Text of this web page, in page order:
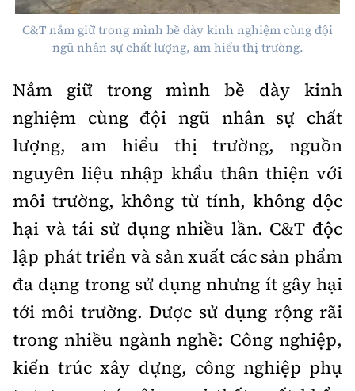
C&T nắm giữ trong mình bề dày kinh nghiệm cùng đội
ngũ nhân sự chất lượng, am hiểu thị trường.
Nắm giữ trong mình bề dày kinh
nghiệm cùng đội ngũ nhân sự chất
lượng, am hiểu thị trường, nguồn
nguyên liệu nhập khẩu thân thiện với
môi trường, không từ tính, không độc
hại và tái sử dụng nhiều lần. C&T độc
lập phát triển và sản xuất các sản phẩm
đa dạng trong sử dụng nhưng ít gây hại
tới môi trường. Được sử dụng rộng rãi
trong nhiều ngành nghề: Công nghiệp,
kiến trúc xây dựng, công nghiệp phụ